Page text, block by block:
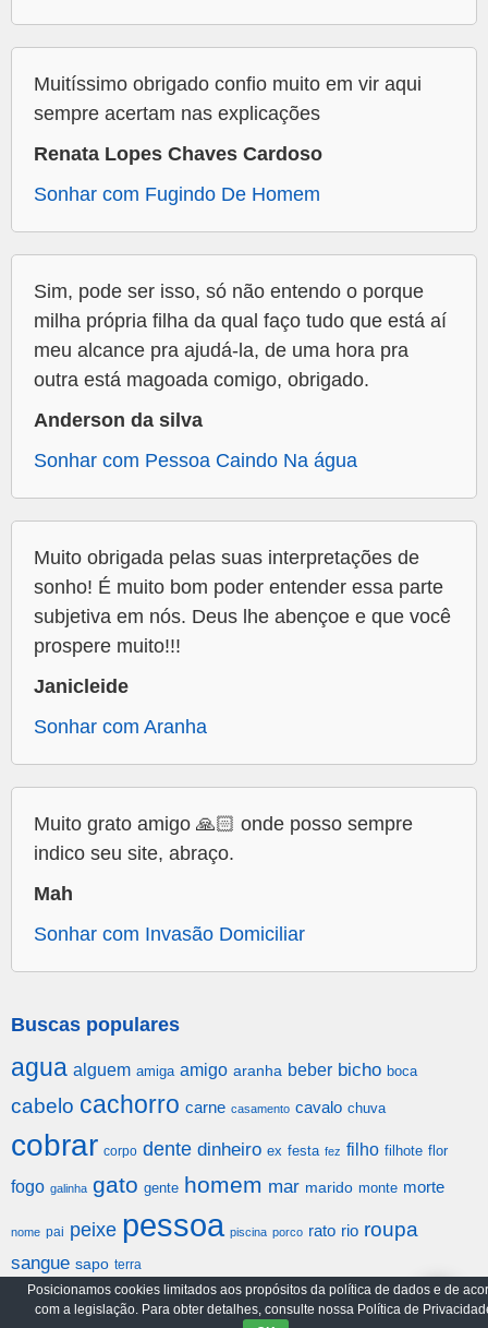
Muitíssimo obrigado confio muito em vir aqui
sempre acertam nas explicações
Renata Lopes Chaves Cardoso
Sonhar com Fugindo De Homem
Sim, pode ser isso, só não entendo o porque
milha própria filha da qual faço tudo que está aí
meu alcance pra ajudá-la, de uma hora pra
outra está magoada comigo, obrigado.
Anderson da silva
Sonhar com Pessoa Caindo Na água
Muito obrigada pelas suas interpretações de
sonho! É muito bom poder entender essa parte
subjetiva em nós. Deus lhe abençoe e que você
prospere muito!!!
Janicleide
Sonhar com Aranha
Muito grato amigo 🙏🏻 onde posso sempre
indico seu site, abraço.
Mah
Sonhar com Invasão Domiciliar
Buscas populares
agua alguem amiga amigo aranha beber bicho boca
cabelo cachorro carne casamento cavalo chuva
cobrar corpo dente dinheiro ex festa fez filho filhote flor
fogo galinha gato gente homem mar marido monte morte
nome pai peixe pessoa piscina porco rato rio roupa
sangue sapo terra
Arquivo Política de Privacidade
Posicionamos cookies limitados aos propósitos da política de dados e de
com a legislação. Para obter detalhes, consulte nossa Política de